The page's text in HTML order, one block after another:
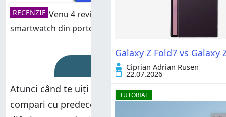
RECENZIE
Rating
Atunci când te uiți la un Garmin Venu 4 și-l
compari cu predecesorul său, puține lucruri par
Galaxy Z Fold7 vs
Ciprian Adrian Rusen
22.07.2026
TUTORIAL